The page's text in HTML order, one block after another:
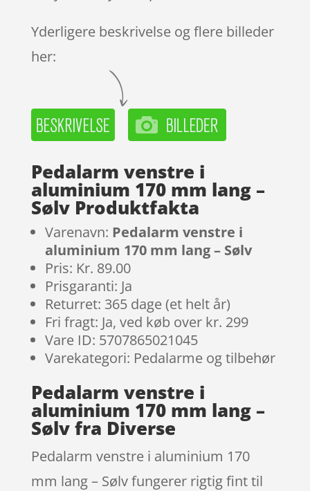
Yderligere beskrivelse og flere billeder
her:
Pedalarm venstre i
aluminium 170 mm lang –
Sølv Produktfakta
Varenavn: Pedalarm venstre i
aluminium 170 mm lang – Sølv
Pris: Kr. 89.00
Prisgaranti: Ja
Returret: 365 dage (et helt år)
Fri fragt: Ja, ved køb over kr. 299
Vare ID: 5707865021045
Varekategori: Pedalarme og tilbehør
Pedalarm venstre i
aluminium 170 mm lang –
Sølv fra Diverse
Pedalarm venstre i aluminium 170
mm lang – Sølv fungerer rigtig fint til